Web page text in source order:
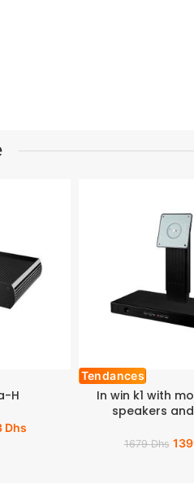
H
Dhs
Tendances
In win k1 with
speakers
1679Dhs